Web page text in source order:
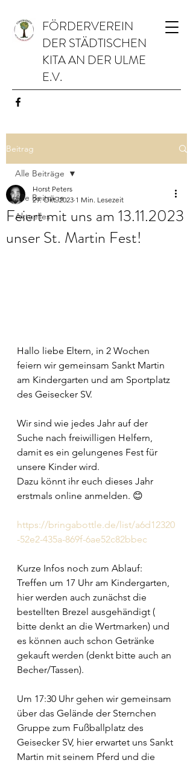
FÖRDERVEREIN
DER STÄDTISCHEN
KITA AN DER ULME
E.V.
Beitrag
Alle Beiträge
Aktuelles
Alle Beiträge
Feiert mit uns am 13.11.2023
unser St. Martin Fest!
Horst Peters
29. Okt. 2023 1 Min. Lesezeit
Hallo liebe Eltern, in 2 Wochen
feiern wir gemeinsam Sankt Martin
am Kindergarten und am Sportplatz
des Geisecker SV.
Wir sind wie jedes Jahr auf der
Suche nach freiwilligen Helfern,
damit es ein gelungenes Fest für
unsere Kinder wird.
Dazu könnt ihr euch dieses Jahr
erstmals online anmelden. 😊
https://bringabottle.de/list/a6d12320
-52e2-435a-869f-6ae52c82bbec
Kurze Infos noch zum Ablauf:
Treffen um 17 Uhr am Kindergarten,
hier werden auch zunächst die
bestellten Brezel ausgehändigt (
bitte denkt an die Wertmarken) und
es können auch schon Getränke
gekauft werden (denkt bitte auch an
Becher/Tassen).
Um 17:30 Uhr gehen wir gemeinsam
über das Gelände der Sternchen
Gruppe zum Fußballplatz des
Geisecker SV, hier erwartet uns Sankt
Martin mit seinem Pferd und die